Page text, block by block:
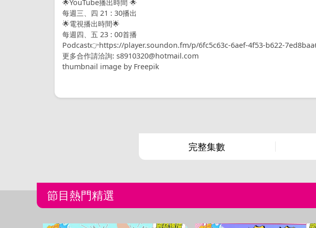
🌟YouTube播出時間 🌟
每週三、四 21 : 30播出
🌟電視播出時間🌟
每週四、五 23 : 00首播
Podcast👉https://player.soundon.fm/p/6fc5c63c-6aef-4f53-b622-
更多合作請洽詢: s8910320@hotmail.com
thumbnail image by Freepik
完整集數
節目熱門精選